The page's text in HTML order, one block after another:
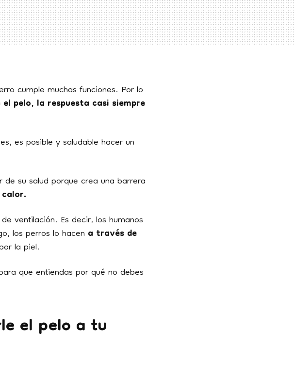
cumple muchas funciones. Por lo
pelo, la respuesta casi siempre
es posible y saludable hacer un
su salud porque crea una barrera
ventilación. Es decir, los humanos
los perros lo hacena través de
la piel.
que entiendas por qué no debes
el pelo a tu